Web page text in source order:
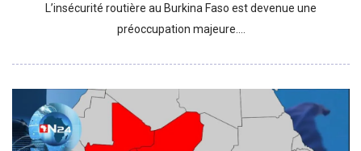
L’insécurité routière au Burkina Faso est devenue une
préoccupation majeure.…